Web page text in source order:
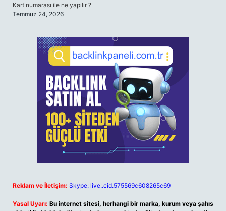
Kart numarası ile ne yapılır ?
Temmuz 24, 2026
Reklam ve İletişim: Skype: live:.cid.575569c608265c69
Yasal Uyarı: Bu internet sitesi, herhangi bir marka, kurum veya şahıs